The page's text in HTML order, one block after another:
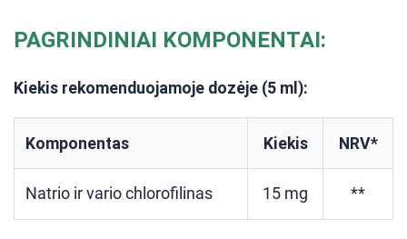
PAGRINDINIAI KOMPONENTAI:
Kiekis rekomenduojamoje dozėje (5 ml):
Komponentas Kiekis NRV*
Natrio ir vario chlorofilinas 15 mg **